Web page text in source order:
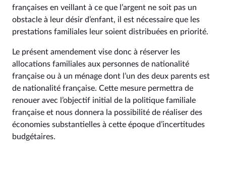
françaises en veillant à ce que l’argent ne soit pas un
obstacle à leur désir d’enfant, il est nécessaire que les
prestations familiales leur soient distribuées en priorité.
Le présent amendement vise donc à réserver les
allocations familiales aux personnes de nationalité
française ou à un ménage dont l’un des deux parents est
de nationalité française. Cette mesure permettra de
renouer avec l’objectif initial de la politique familiale
française et nous donnera la possibilité de réaliser des
économies substantielles à cette époque d’incertitudes
budgétaires.